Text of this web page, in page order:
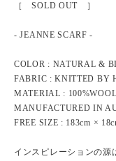
［ SOLD OUT ］
- JEANNE SCARF -
COLOR : NATURAL &
FABRIC : KNITTED BY
MATERIAL : 100%WOOL
MANUFACTURED IN
FREE SIZE : 183cm ×
インスピレーションの源